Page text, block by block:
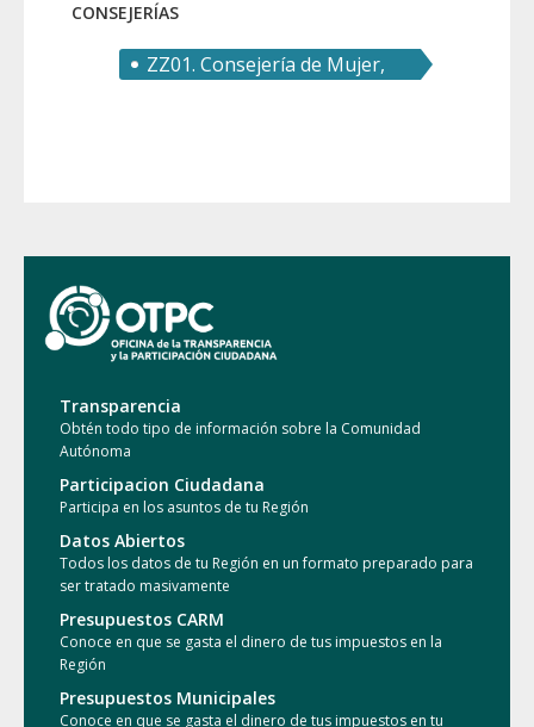
CONSEJERÍAS
ZZ01. Consejería de Mujer,
Transparencia
Obtén todo tipo de información sobre la Comunidad
Autónoma
Participacion Ciudadana
Participa en los asuntos de tu Región
Datos Abiertos
Todos los datos de tu Región en un formato preparado para
ser tratado masivamente
Presupuestos CARM
Conoce en que se gasta el dinero de tus impuestos en la
Región
Presupuestos Municipales
Conoce en que se gasta el dinero de tus impuestos en tu